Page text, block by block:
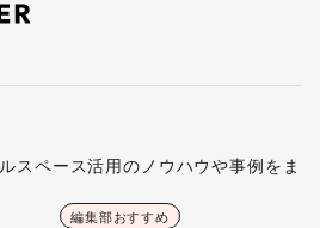
スペース活用のノウハウや事例をま
編集部おすすめ